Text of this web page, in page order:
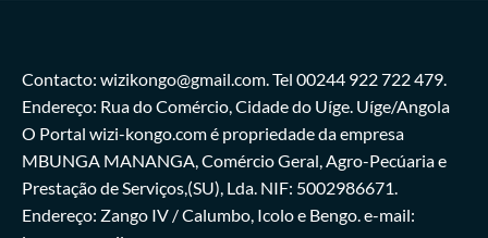
Contacto: wizikongo@gmail.com. Tel 00244 922 722 479.
Endereço: Rua do Comércio, Cidade do Uíge. Uíge/Angola
O Portal wizi-kongo.com é propriedade da empresa
MBUNGA MANANGA, Comércio Geral, Agro-Pecúaria e
Prestação de Serviços,(SU), Lda. NIF: 5002986671.
Endereço: Zango IV / Calumbo, Icolo e Bengo. e-mail: